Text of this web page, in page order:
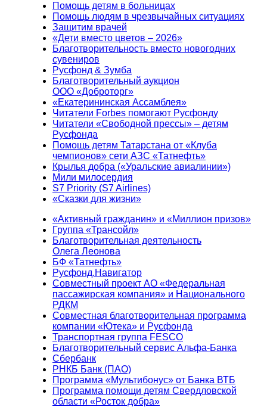
Помощь детям в больницах
Помощь людям в чрезвычайных ситуациях
Защитим врачей
«Дети вместо цветов – 2026»
Благотворительность вместо новогодних
сувениров
Русфонд & Зумба
Благотворительный аукцион
ООО «Доброторг»
«Екатерининская Ассамблея»
Читатели Forbes помогают Русфонду
Читатели «Свободной прессы» – детям
Русфонда
Помощь детям Татарстана от «Клуба
чемпионов» сети АЗС «Татнефть»
Крылья добра («Уральские авиалинии»)
Мили милосердия
S7 Priority (S7 Airlines)
«Сказки для жизни»
«Активный гражданин» и «Миллион призов»
Группа «Трансойл»
Благотворительная деятельность
Олега Леонова
БФ «Татнефть»
Русфонд.Навигатор
Совместный проект АО «Федеральная
пассажирская компания» и Национального
РДКМ
Совместная благотворительная программа
компании «Ютека» и Русфонда
Транспортная группа FESCO
Благотворительный сервис Альфа-Банка
Сбербанк
РНКБ Банк (ПАО)
Программа «Мультибонус» от Банка ВТБ
Программа помощи детям Свердловской
области «Росток добра»